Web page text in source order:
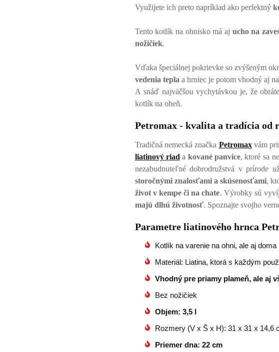
Využijete ich preto napríklad ako perfektný
Tento kotlík na ohnisko má aj ucho na
nožičiek.
Vďaka špeciálnej pokrievke so zvýšeným
vedenia tepla a hrniec je potom vhodný aj
A snáď najväčšou vychytávkou je, že
kotlík na oheň.
Petromax - kvalita a tradícia od
Tradičná nemecká značka Petromaxvám
liatinový riad a kované panvice, ktoré sa
nezabudnuteľné dobrodružstvá v prírode
storočnými znalosťami a skúsenosťami,
život v kempe či na chate. Výrobky sú
majú dlhú životnosť. Spoznajte svojho
Parametre liatinového hrnca
Kotlík na varenie na ohni, ale aj doma
Materiál: Liatina, ktorá s každým
Vhodný pre priamy plameň, ale aj
Bez nožičiek
Objem: 3,5 l
Rozmery (V x Š x H): 31 x 31 x 14,6
Priemer dna: 22 cm